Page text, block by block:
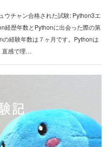
チャン合格された試験: Python3エ
経歴年数とPythonに出会った際の第
経験年数は７ヶ月です。Pythonは
直感で理…